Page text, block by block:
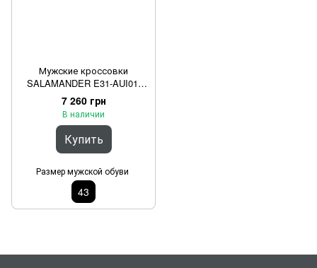
Мужские кроссовки
SALAMANDER E31-AUI01-
1450 1010 Черный 43
7 260 грн
В наличии
Купить
Размер мужской обуви
43